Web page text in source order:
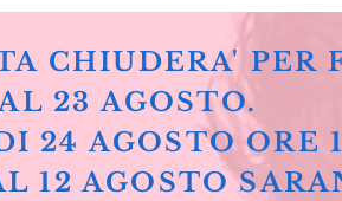
CHIUDERA' PER
23 AGOSTO.
24 AGOSTO ORE
12 AGOSTO